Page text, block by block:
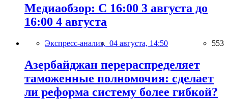
Медиаобзор: С 16:00 3 августа до
16:00 4 августа
Экспресс-анализ, 04 августа, 14:50 553
Азербайджан перераспределяет
таможенные полномочия: сделает
ли реформа систему более гибкой?